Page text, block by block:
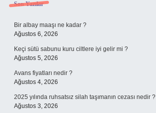
Sidebar
Son Yazılar
Bir albay maaşı ne kadar ?
Ağustos 6, 2026
Keçi sütü sabunu kuru ciltlere iyi gelir mi ?
Ağustos 5, 2026
Avans fiyatları nedir ?
Ağustos 4, 2026
2025 yılında ruhsatsız silah taşımanın cezası nedir ?
Ağustos 3, 2026